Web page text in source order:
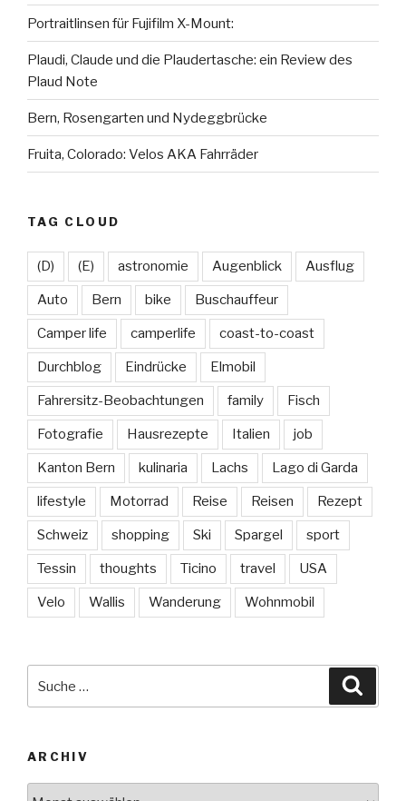
Portraitlinsen für Fujifilm X-Mount:
Plaudi, Claude und die Plaudertasche: ein Review des
Plaud Note
Bern, Rosengarten und Nydeggbrücke
Fruita, Colorado: Velos AKA Fahrräder
TAG CLOUD
(D) (E) astronomie Augenblick Ausflug
Auto Bern bike Buschauffeur
Camper life camperlife coast-to-coast
Durchblog Eindrücke Elmobil
Fahrersitz-Beobachtungen family Fisch
Fotografie Hausrezepte Italien job
Kanton Bern kulinaria Lachs Lago di Garda
lifestyle Motorrad Reise Reisen Rezept
Schweiz shopping Ski Spargel sport
Tessin thoughts Ticino travel USA
Velo Wallis Wanderung Wohnmobil
nach:
ARCHIV